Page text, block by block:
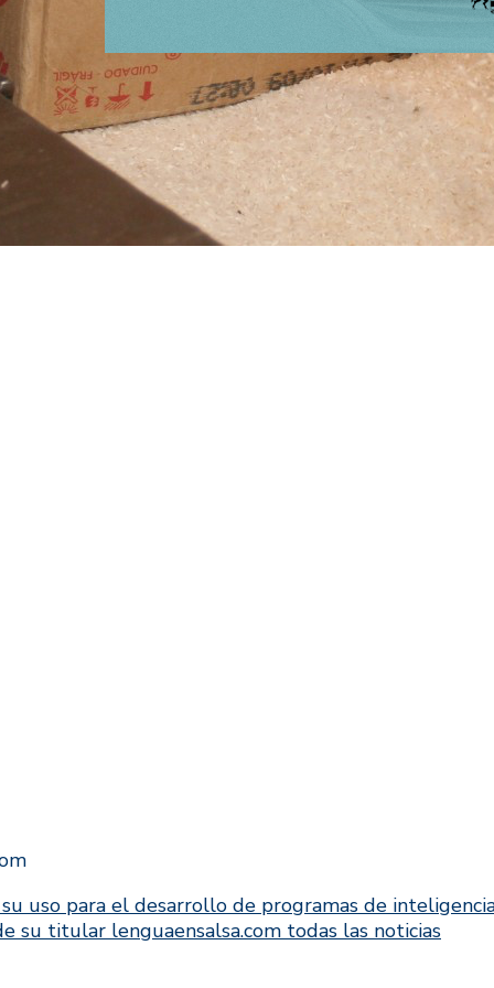
uso para el desarrollo de programas de
su titular lenguaensalsa.com todas las noticias